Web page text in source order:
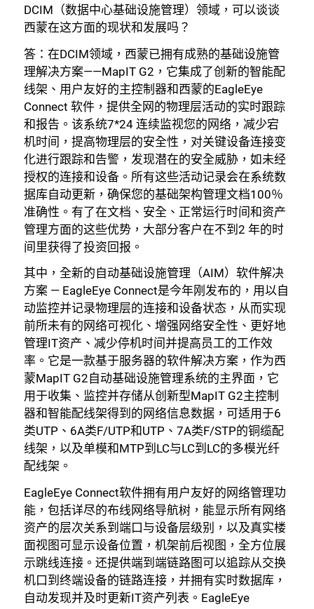
DCIM（数据中心基础设施管理）领域，可以谈谈
西蒙在这方面的现状和发展吗？
答：在DCIM领域，西蒙已拥有成熟的基础设施管
理解决方案——MapIT G2，它集成了创新的智能配
线架、用户友好的主控制器和西蒙的EagleEye
Connect 软件，提供全网的物理层活动的实时跟踪
和报告。该系统7*24 连续监视您的网络，减少宕
机时间，提高物理层的安全性，对关键设备连接变
化进行跟踪和告警，发现潜在的安全威胁，如未经
授权的连接和设备。所有这些活动记录会在系统数
据库自动更新，确保您的基础架构管理文档100％
准确性。有了在文档、安全、正常运行时间和资产
管理方面的这些优势，大部分客户在不到2 年的时
间里获得了投资回报。
其中，全新的自动基础设施管理（AIM）软件解决
方案 — EagleEye Connect是今年刚发布的，用以自
动监控并记录物理层的连接和设备状态，从而实现
前所未有的网络可视化、增强网络安全性、更好地
管理IT资产、减少停机时间并提高员工的工作效
率。它是一款基于服务器的软件解决方案，作为西
蒙MapIT G2自动基础设施管理系统的主界面，它
用于收集、监控并存储从创新型MapIT G2主控制
器和智能配线架得到的网络信息数据，可适用于6
类UTP、6A类F/UTP和UTP、7A类F/STP的铜缆配
线架，以及单模和MTP到LC与LC到LC的多模光纤
配线架。
EagleEye Connect软件拥有用户友好的网络管理功
能，包括详尽的布线网络导航树，能显示所有网络
资产的层次关系到端口与设备层级别，以及真实楼
面视图可显示设备位置，机架前后视图，全方位展
示跳线连接。还提供端到端链路图可以追踪从交换
机口到终端设备的链路连接，并拥有实时数据库，
自动发现并及时更新IT资产列表。EagleEye